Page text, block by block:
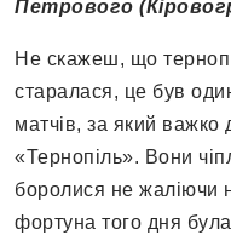
Петрового
Не скажеш, що
старалася, це був
матчів, за який важко
«Тернопіль». Вони
боролися не жаліючи
фортуна того дня